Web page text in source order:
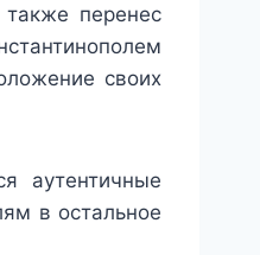
перенес
своих
аутентичные
в остальное